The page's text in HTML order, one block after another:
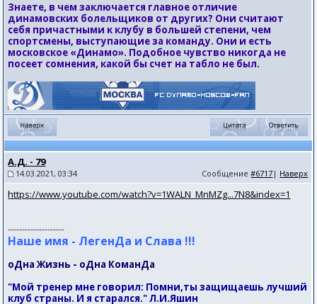
Знаете, в чем заключается главное отличие
динамовских болельщиков от других? Они считают
себя причастными к клубу в большей степени, чем
спортсмены, выступающие за команду. Они и есть
московское «Динамо». Подобное чувство никогда не
посеет сомнения, какой бы счет на табло не был.
А.Д. - 79
14.03.2021, 03:34 Сообщение#6717 | Наверх
https://www.youtube.com/watch?v=1WALN_MnMZg...7N8&index=1
--------------------
Наше имя - ЛегенДа и Слава !!!
оДна Жизнь - оДна КоманДа
"Мой тренер мне говорил: Помни,ты защищаешь лучший
клуб страны. И я старался." Л.И.Яшин